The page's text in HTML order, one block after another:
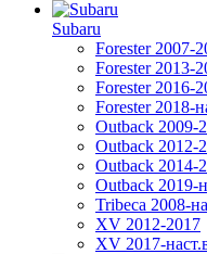
Subaru
Forester 2007-
Forester 2013-
Forester 2016-
Forester 2018-
Outback 2009-
Outback 2012-
Outback 2014-
Outback 2019-
Tribeca 2008-
XV 2012-2017
XV 2017-